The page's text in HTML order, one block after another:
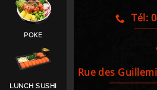
POKE
LUNCH SUSHI
Tél:
Rue des